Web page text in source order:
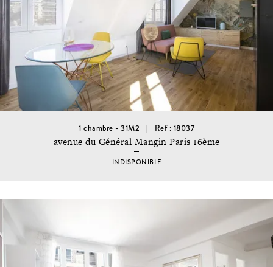
1 chambre - 31M2 Ref : 18037
avenue du Général Mangin Paris 16ème
INDISPONIBLE